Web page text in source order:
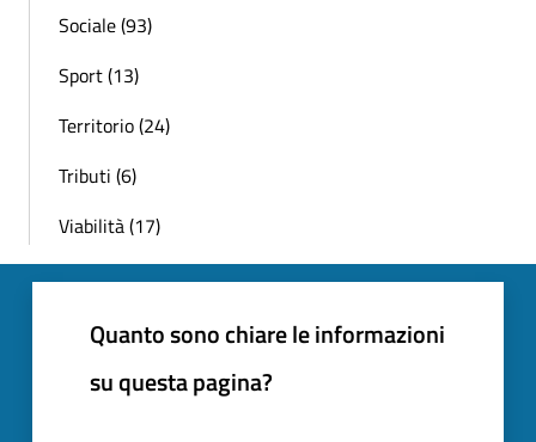
Sociale (93)
Sport (13)
Territorio (24)
Tributi (6)
Viabilità (17)
Quanto sono chiare le informazioni
su questa pagina?